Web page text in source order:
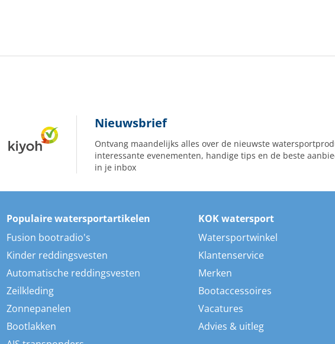
Nieuwsbrief
Ontvang maandelijks alles over de nieuwste
interessante evenementen, handige tips en de beste
in je inbox
Populaire watersportartikelen
Fusion bootradio's
Kinder reddingsvesten
Automatische reddingsvesten
Zeilkleding
Zonnepanelen
Bootlakken
KOK watersport
Watersportwinkel
Klantenservice
Merken
Bootaccessoires
Vacatures
Advies & uitleg